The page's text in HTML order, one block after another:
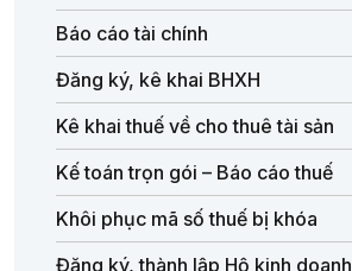
Báo cáo tài chính
Đăng ký, kê khai BHXH
Kê khai thuế về cho thuê tài sản
Kế toán trọn gói – Báo cáo thuế
Khôi phục mã số thuế bị khóa
Đăng ký, thành lập Hộ kinh doanh